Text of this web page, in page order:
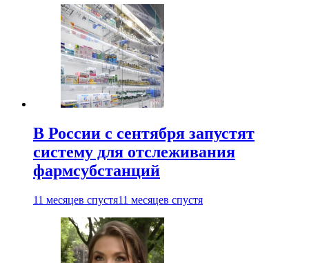
В России с сентября запустят
систему для отслеживания
фармсубстанций
11 месяцев спустя11 месяцев спустя